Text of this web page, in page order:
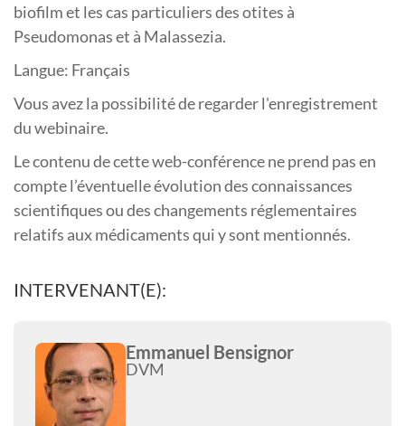
biofilm et les cas particuliers des otites à
Pseudomonas et à Malassezia.
Langue: Français
Vous avez la possibilité de regarder l'enregistrement
du webinaire.
Le contenu de cette web-conférence ne prend pas en
compte l’éventuelle évolution des connaissances
scientifiques ou des changements réglementaires
relatifs aux médicaments qui y sont mentionnés.
INTERVENANT(E):
Emmanuel Bensignor
DVM